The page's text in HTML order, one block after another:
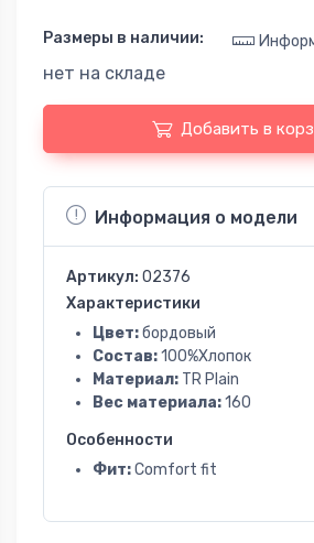
Размеры в наличии:
нет на складе
Добавить в
Информация о модели
Артикул: 02376
Характеристики
Цвет:бордовый
Состав:100%Хлопок
Материал: TR Plain
Вес материала:160
Особенности
Фит:Comfort fit